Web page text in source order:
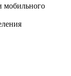
мобильного